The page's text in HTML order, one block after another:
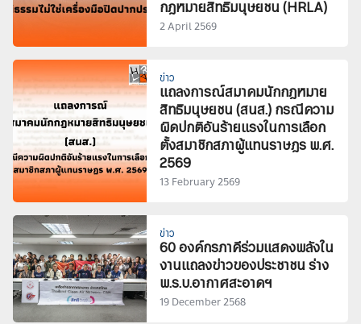
กฎหมายสิทธิมนุษยชน (HRLA)
2 April 2569
ข่าว
แถลงการณ์สมาคมนักกฎหมาย
สิทธิมนุษยชน (สนส.) กรณีความ
ผิดปกติอันร้ายแรงในการเลือก
ตั้งสมาชิกสภาผู้แทนราษฎร พ.ศ.
2569
13 February 2569
ข่าว
60 องค์กรภาคีร่วมแสดงพลังใน
งานแถลงข่าวของประชาชน ร่าง
พ.ร.บ.อากาศสะอาดฯ
19 December 2568